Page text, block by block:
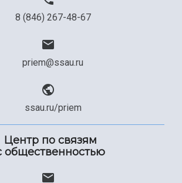
8 (846) 267-48-67
priem@ssau.ru
ssau.ru/priem
Центр по связям
общественностью